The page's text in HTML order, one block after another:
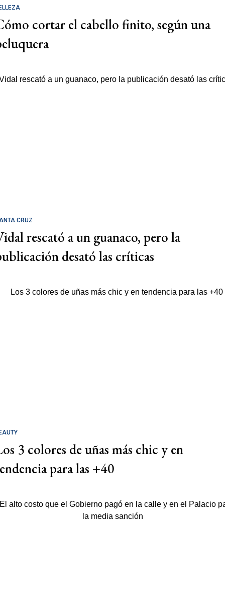
cortar el cabello finito, según una
CRUZ
rescató a un guanaco, pero la
desató las críticas
3 colores de uñas más chic y en
para las +40